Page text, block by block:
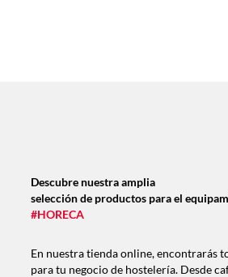
Descubre nuestra amplia
selección de productos para el
#HORECA
En nuestra tienda online, encontrarás
para tu negocio de hostelería. Desde